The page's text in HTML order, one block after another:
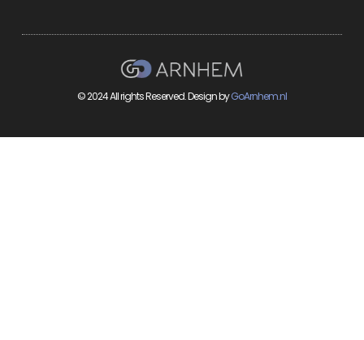
© 2024 All rights Reserved. Design byGoArnhem.nl